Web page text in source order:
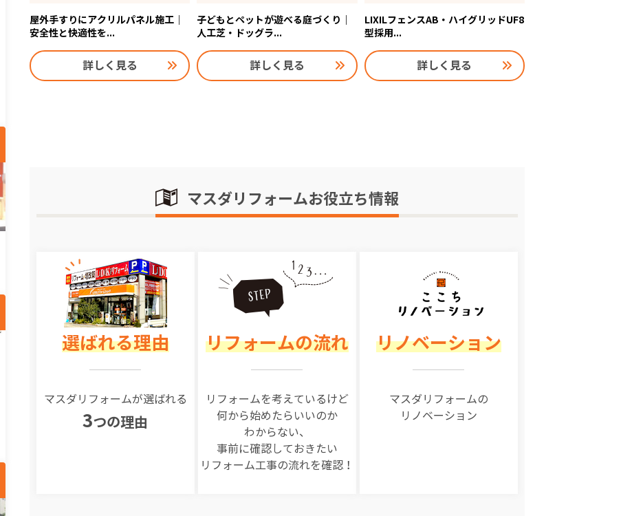
屋外手すりにアクリルパネル施工｜
安全性と快適性を...
詳しく見る
子どもとペットが遊べる庭づくり｜
人工芝・ドッグラ...
詳しく見る
LIXILフェンスAB・ハイグリッドUF8
型採用...
詳しく見る
マスダリフォームお役立ち情報
選ばれる理由
マスダリフォームが選ばれる
3つの理由
リフォームの流れ
リフォームを考えているけど
何から始めたらいいのか
わからない、
事前に確認しておきたい
リフォーム工事の流れを確認！
リノベーション
マスダリフォームの
リノベーション